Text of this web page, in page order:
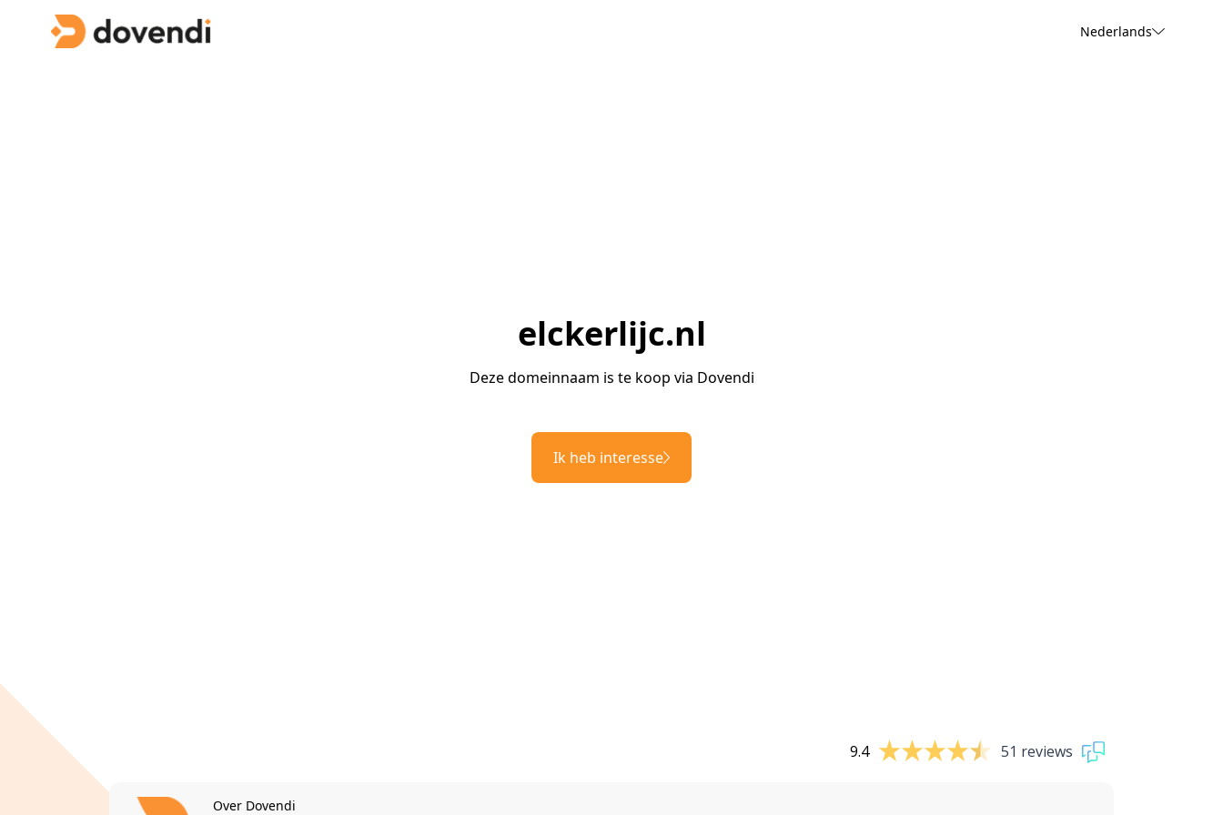
Nederlands
elckerlijc.nl
Deze domeinnaam is te koop via Dovendi
Ik heb interesse
9.4 51 reviews
Over Dovendi